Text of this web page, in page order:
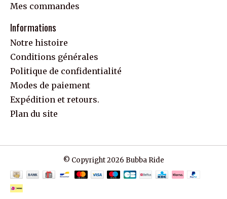
Mes commandes
Informations
Notre histoire
Conditions générales
Politique de confidentialité
Modes de paiement
Expédition et retours.
Plan du site
© Copyright 2026 Bubba Ride